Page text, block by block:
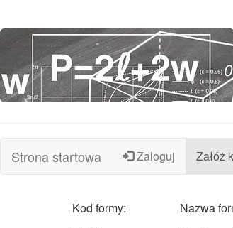
Strona startowa Zaloguj Załóż
Kod formy:
Nazwa